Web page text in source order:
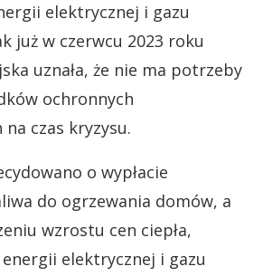
elektrycznej i gazu
już w czerwcu 2023 roku
uznała, że nie ma potrzeby
ochronnych
czas kryzysu.
o wypłacie
do ogrzewania domów, a
wzrostu cen ciepła,
elektrycznej i gazu